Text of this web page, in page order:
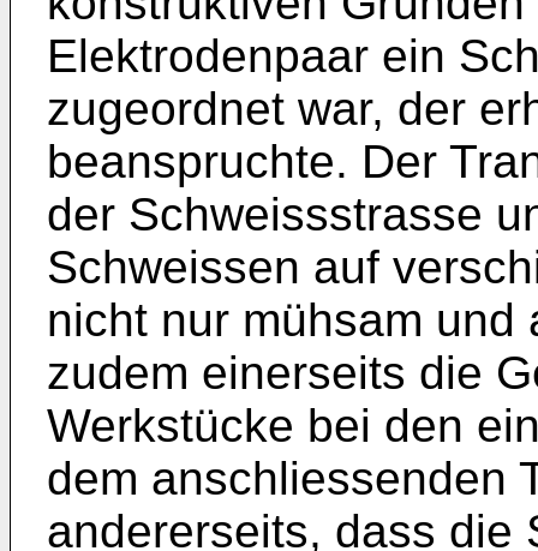
Elektrodenpaar ein
zugeordnet war, der
beanspruchte. Der
der Schweissstrasse
Schweissen auf
nicht nur mühsam
zudem einerseits die
Werkstücke bei den
dem anschliessenden
andererseits, dass die